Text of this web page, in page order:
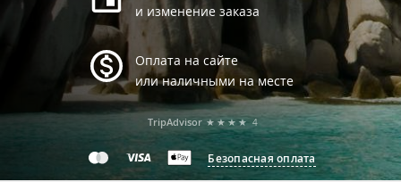
и изменение заказа
Оплата на сайте
или наличными на месте
Безопасная оплата
TripAdvisor ★★★★ 4